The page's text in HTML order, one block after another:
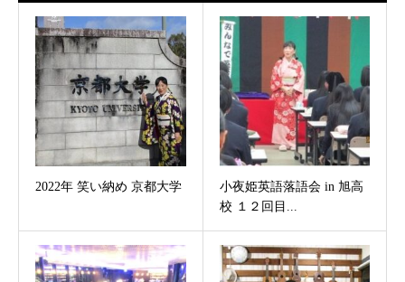
2022年 笑い納め 京都大学
小夜姫英語落語会 in 旭高
校 １２回目...